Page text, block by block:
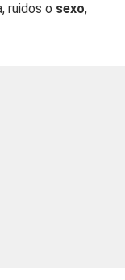
ruidos o sexo,